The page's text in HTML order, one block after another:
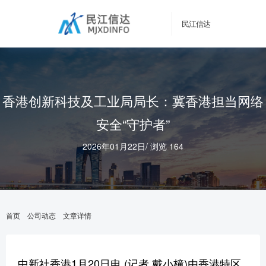
民江信达
香港创新科技及工业局局长：冀香港担当网络
安全“守护者”
2026年01月22日/ 浏览 164
首页 公司动态 文章详情
中新社香港1月20日电 (记者 戴小橦)由香港特区